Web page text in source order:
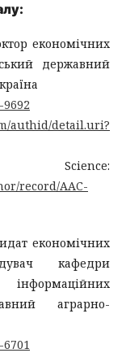
економічних
державний
authid/detail.uri?
record/AAC-
економічних
кафедри
аграрно-